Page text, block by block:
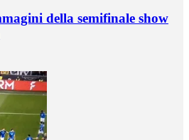
della semifinale show